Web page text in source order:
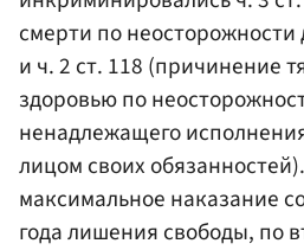
смерти по
и ч. 2 ст. 118 (причинение
здоровью по
ненадлежащего
лицом своих
максимальное наказание
года лишения свободы, по